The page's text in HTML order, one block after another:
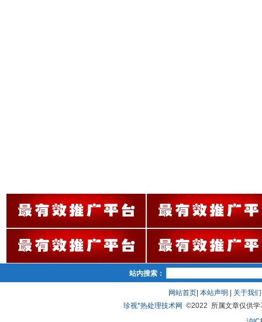
站内搜索：
网站首页| 本站声明 关于我们
珍视*热处理技术网 ©2022 所属文章仅供学